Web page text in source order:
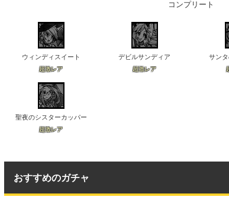
コンプリート
ウィンディスイート
超激レア
デビルサンディア
超激レア
サン
聖夜のシスターカッパー
超激レア
おすすめのガチャ